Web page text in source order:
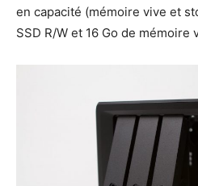
en capacité (mémoire vive et
SSD R/W et 16 Go de mémoire